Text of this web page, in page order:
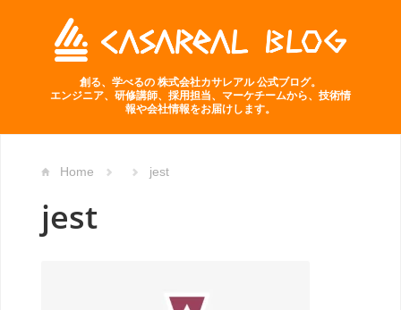
創る、学べるの 株式会社カサレアル 公式ブログ。
エンジニア、研修講師、採用担当、マーケチームから、技術情
報や会社情報をお届けします。
Home jest
jest